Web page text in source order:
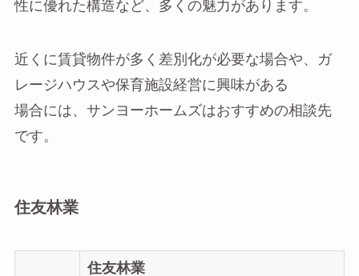
性に優れた構造など、多くの魅力があります。
近くに賃貸物件が多く差別化が必要な場合や、ガ
レージハウスや保育施設経営に興味がある
場合には、サンヨーホームズはおすすめの相談先
です。
住友林業
住友林業